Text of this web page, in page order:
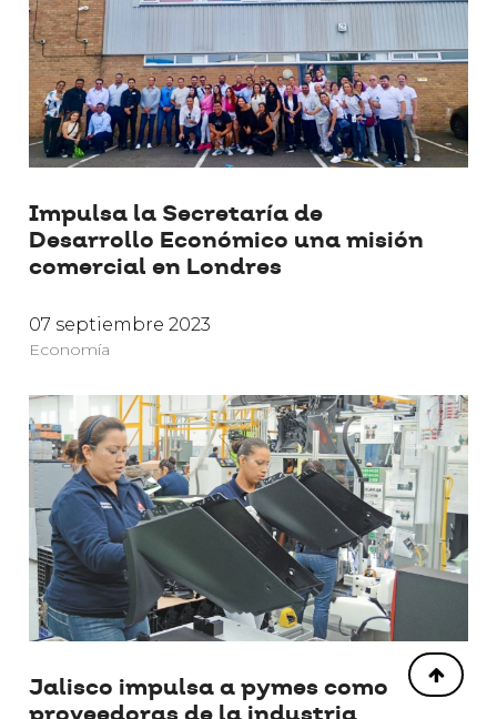
Impulsa la Secretaría de
Desarrollo Económico una misión
comercial en Londres
07 septiembre 2023
Economía
Jalisco impulsa a pymes como
proveedoras de la industria